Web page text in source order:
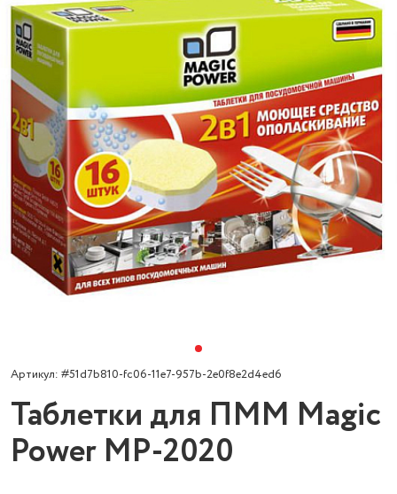
Артикул: #51d7b810-fc06-11e7-957b-2e0f8e2d4ed6
Таблетки для ПММ Magic
Power MP-2020